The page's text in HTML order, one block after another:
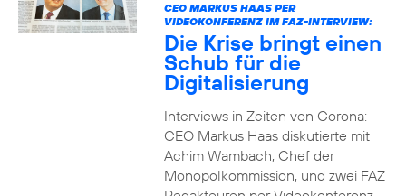
CEO MARKUS HAAS PER
VIDEOKONFERENZ IM FAZ-INTERVIEW:
Die Krise bringt einen
Schub für die
Digitalisierung
Interviews in Zeiten von Corona:
CEO Markus Haas diskutierte mit
Achim Wambach, Chef der
Monopolkommission, und zwei FAZ